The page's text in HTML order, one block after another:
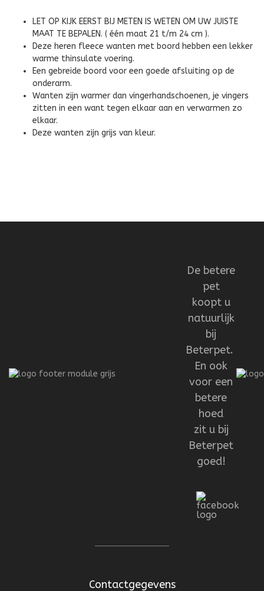
LET OP KIJK EERST BIJ METEN IS WETEN OM UW JUISTE
MAAT TE BEPALEN. ( één maat 21 t/m 24 cm ).
Deze heren fleece wanten met boord hebben een lekker
warme thinsulate voering.
Een gebreide boord voor een goede afsluiting op de
onderarm.
Wanten zijn warmer dan vingerhandschoenen, je vingers
zitten in een want tegen elkaar aan en verwarmen zo
elkaar.
Deze wanten zijn grijs van kleur.
De betere
pet
koopt u
natuurlijk
bij
Beterpet.
En ook
voor een
betere
hoed
zit u bij
Beterpet
goed!
Contactgegevens